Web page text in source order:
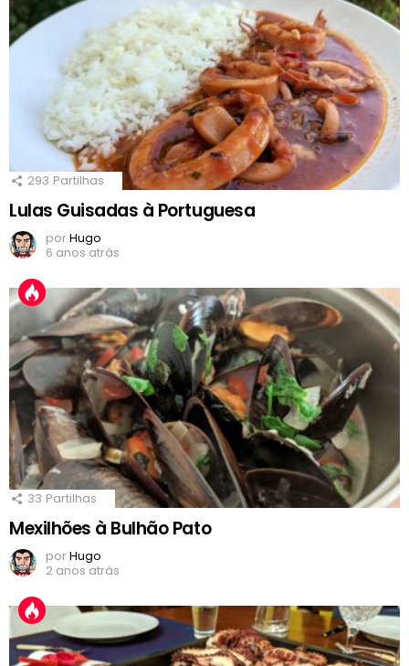
293 Partilhas
Lulas Guisadas à Portuguesa
porHugo
6 anos atrás
33 Partilhas
Mexilhões à Bulhão Pato
porHugo
2 anos atrás